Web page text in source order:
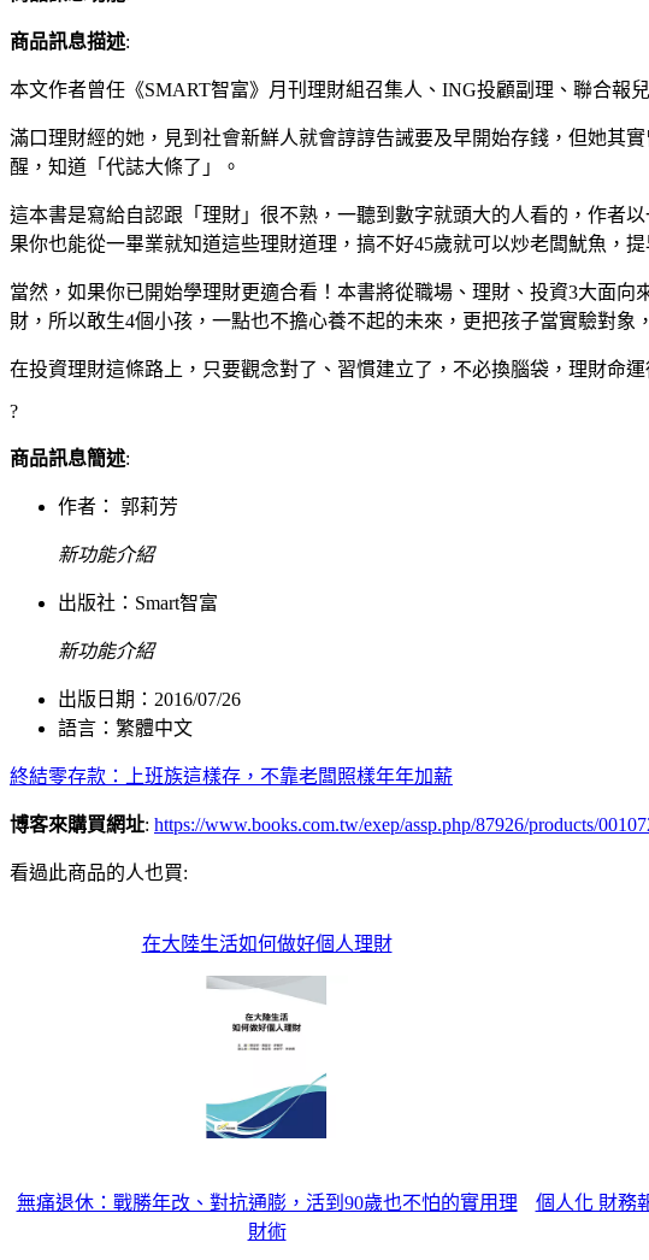
商品訊息描述:
本文作者曾任《SMART智富》月刊理財組召集人、ING投顧副理、聯合報
滿口理財經的她，見到社會新鮮人就會諄諄告誡要及早開始存錢，但她其
醒，知道「代誌大條了」。
這本書是寫給自認跟「理財」很不熟，一聽到數字就頭大的人看的，作者
果你也能從一畢業就知道這些理財道理，搞不好45歲就可以炒老闆魷魚，提
當然，如果你已開始學理財更適合看！本書將從職場、理財、投資3大面
財，所以敢生4個小孩，一點也不擔心養不起的未來，更把孩子當實驗對象
在投資理財這條路上，只要觀念對了、習慣建立了，不必換腦袋，理財命
?
商品訊息簡述:
作者： 郭莉芳
新功能介紹
出版社： Smart智富
新功能介紹
出版日期：2016/07/26
語言：繁體中文
終結零存款：上班族這樣存，不靠老闆照樣年年加薪
博客來購買網址: https://www.books.com.tw/exep/assp.php/87926/products/
看過此商品的人也買:
在大陸生活如何做好個人理財
無痛退休：戰勝年改、對抗通膨，活到90歲也不怕的實用理
財術
個人化 財務